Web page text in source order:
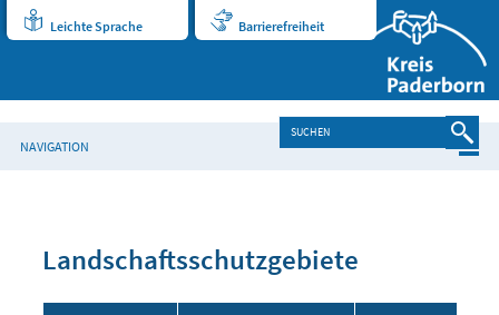
Leichte Sprache Barrierefreiheit
NAVIGATION
Landschaftsschutzgebiete